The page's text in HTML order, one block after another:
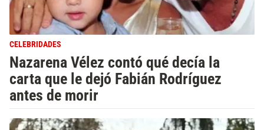
CELEBRIDADES
Nazarena Vélez contó qué decía la
carta que le dejó Fabián Rodríguez
antes de morir